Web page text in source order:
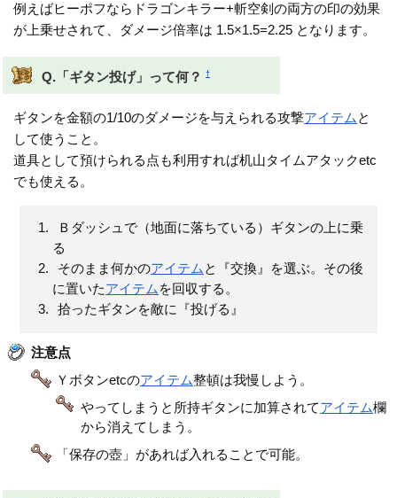
例えばヒーポフならドラゴンキラー+斬空剣の両方の印の効果
が上乗せされて、ダメージ倍率は 1.5×1.5=2.25 となります。
Q.「ギタン投げ」って何？ †
ギタンを金額の1/10のダメージを与えられる攻撃アイテム と
して使うこと。
道具として預けられる点も利用すれば机山タイムアタックetc
でも使える。
Ｂダッシュで（地面に落ちている）ギタンの上に乗
る
そのまま何かのアイテムと『交換』を選ぶ。その後
に置いたアイテムを回収する。
拾ったギタンを敵に『投げる』
注意点
Ｙボタンetcのアイテム整頓は我慢しよう。
やってしまうと所持ギタンに加算されてアイテム欄
から消えてしまう。
「保存の壺」があれば入れることで可能。